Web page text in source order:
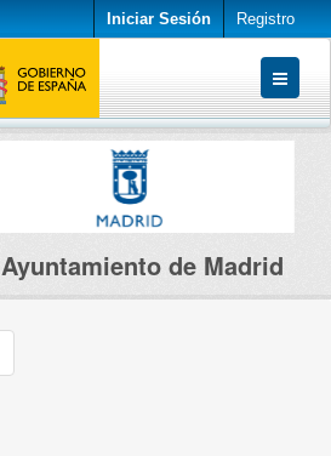
Iniciar Sesión Registro
Ayuntamiento de Madrid